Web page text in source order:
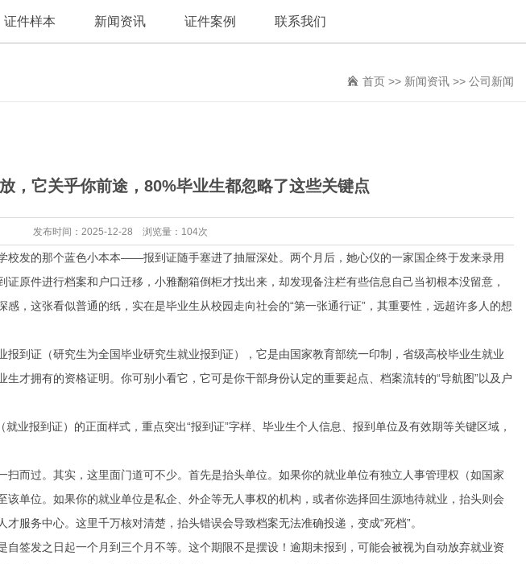
证件样本 新闻资讯 证件案例 联系我们
首页 >> 新闻资讯 >> 公司新闻
，它关乎你前途，80%毕业生都忽略了这些关键点
发布时间：2025-12-28 浏览量：104次
校发的那个蓝色小本本——报到证随手塞进了抽屉深处。两个月后，她心仪的一家国企终于发来录用
原件进行档案和户口迁移，小雅翻箱倒柜才找出来，却发现备注栏有些信息自己当初根本没留意，
，这张看似普通的纸，实在是毕业生从校园走向社会的“第一张通行证”，其重要性，远超许多人的想
到证（研究生为全国毕业研究生就业报到证），它是由国家教育部统一印制，省级高校毕业生就业
才拥有的资格证明。你可别小看它，它可是你干部身份认定的重要起点、档案流转的“导航图”以及户
业报到证）的正面样式，重点突出“报到证”字样、毕业生个人信息、报到单位及有效期等关键区域，
而过。其实，这里面门道可不少。首先是抬头单位。如果你的就业单位有独立人事管理权（如国家
单位。如果你的就业单位是私企、外企等无人事权的机构，或者你选择回生源地待就业，抬头则会
服务中心。这里千万核对清楚，抬头错误会导致档案无法准确投递，变成“死档”。
签发之日起一个月到三个月不等。这个期限不是摆设！逾期未报到，可能会被视为自动放弃就业资